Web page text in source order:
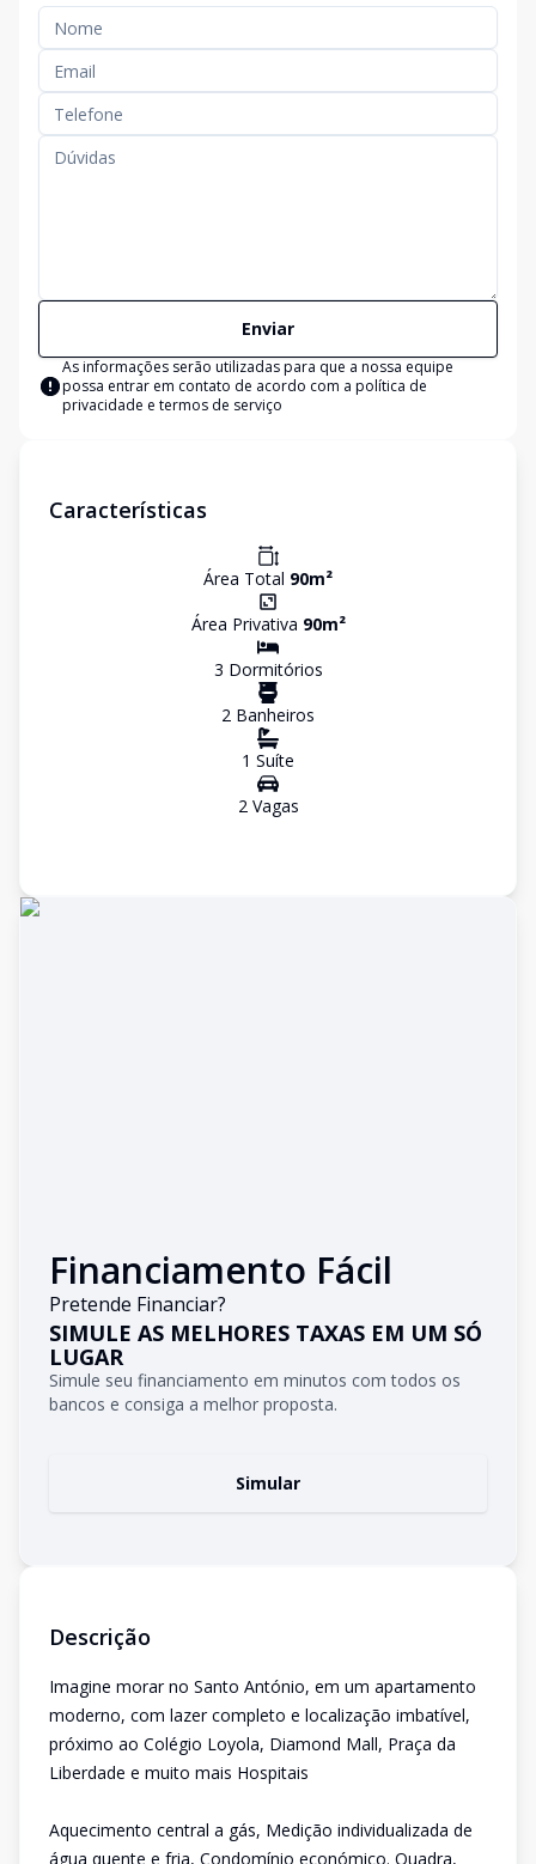
Enviar
As informações serão utilizadas para que a nossa equipe
possa entrar em contato de acordo com a política de
privacidade e termos de serviço
Características
Área Total 90m²
Área Privativa 90m²
3 Dormitórios
2 Banheiros
1 Suíte
2Vagas
Financiamento Fácil
Pretende Financiar?
SIMULE AS MELHORES TAXAS EM UM SÓ
LUGAR
Simule seu financiamento em minutos com todos os
bancos e consiga a melhor proposta.
Simular
Descrição
Imagine morar no Santo António, em um apartamento
moderno, com lazer completo e localização imbatível,
próximo ao Colégio Loyola, Diamond Mall, Praça da
Liberdade e muito mais Hospitais
Aquecimento central a gás, Medição individualizada de
água quente e fria, Condomínio económico. Quadra,